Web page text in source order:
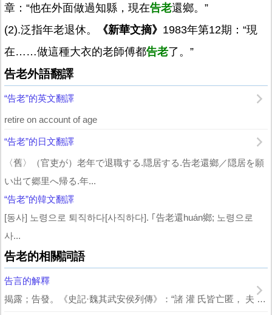
章：“他在外面做過知縣，現在告老還鄉。”
(2).泛指年老退休。
《新華文摘》 1983年第12期：“現
在……做這種大衣的老師傅都告老了。”
告老外語翻譯
“告老”的英文翻譯
retire on account of age
“告老”的日文翻譯
〈舊〉（官吏が）老年で退職する.隠居する.告老還鄉／隠居を願
い出て郷里へ帰る.年...
“告老”的韓文翻譯
[동사] 노령으로 퇴직하다[사직하다]. ｢告老還huán鄉; 노령으로
사...
告老的相關詞語
告言的解釋
揭露；告發。《史記·魏其武安侯列傳》：“諸 灌 氏皆亡匿， 夫 繫，遂不得告言...